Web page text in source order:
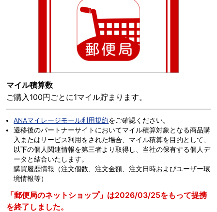
マイル積算数
ご購入100円ごとに1マイル貯まります。
ANAマイレージモール利用規約をご確認ください。
遷移後のパートナーサイトにおいてマイル積算対象となる商品購
入またはサービス利用をされた場合、マイル積算を目的として、
以下の個人関連情報を第三者より取得し、当社の保有する個人デ
ータと結合いたします。
購買履歴情報（注文個数、注文金額、注文日時およびユーザー環
境情報等）
「郵便局のネットショップ」は2026/03/25をもって提携
を終了しました。